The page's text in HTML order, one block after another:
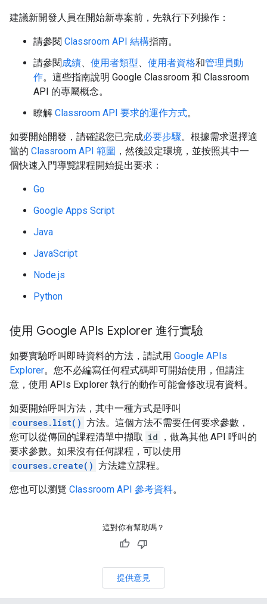
建議新開發人員在開始新專案前，先執行下列操作：
請參閱 Classroom API 結構指南。
請參閱成績、 使用者類型、 使用者資格和管理員動
作。這些指南說明 Google Classroom 和 Classroom
API 的專屬概念。
瞭解 Classroom API 要求的運作方式。
如要開始開發，請確認您已完成必要步驟。根據需求選擇適
當的 Classroom API 範圍 ，然後設定環境，並按照其中一
個快速入門導覽課程開始提出要求：
Go
Google Apps Script
Java
JavaScript
Node.js
Python
使用 Google APIs Explorer 進行實驗
如要實驗呼叫即時資料的方法，請試用 Google APIs
Explorer。您不必編寫任何程式碼即可開始使用，但請注
意，使用 APIs Explorer 執行的動作可能會修改現有資料。
如要開始呼叫方法，其中一種方式是呼叫
courses.list() 方法。這個方法不需要任何要求參數，
您可以從傳回的課程清單中擷取 id
，做為其他 API 呼叫的
要求參數。如果沒有任何課程，可以使用
courses.create() 方法建立課程。
您也可以瀏覽 Classroom API 參考資料。
這對你有幫助嗎？
提供意見